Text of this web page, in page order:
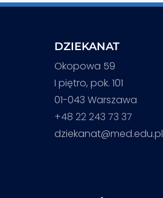
DZIEKANAT
Okopowa 59
I piętro, pok. 101
01-043 Warszawa
+48 22 243 73 37
dziekanat@med.edu.pl